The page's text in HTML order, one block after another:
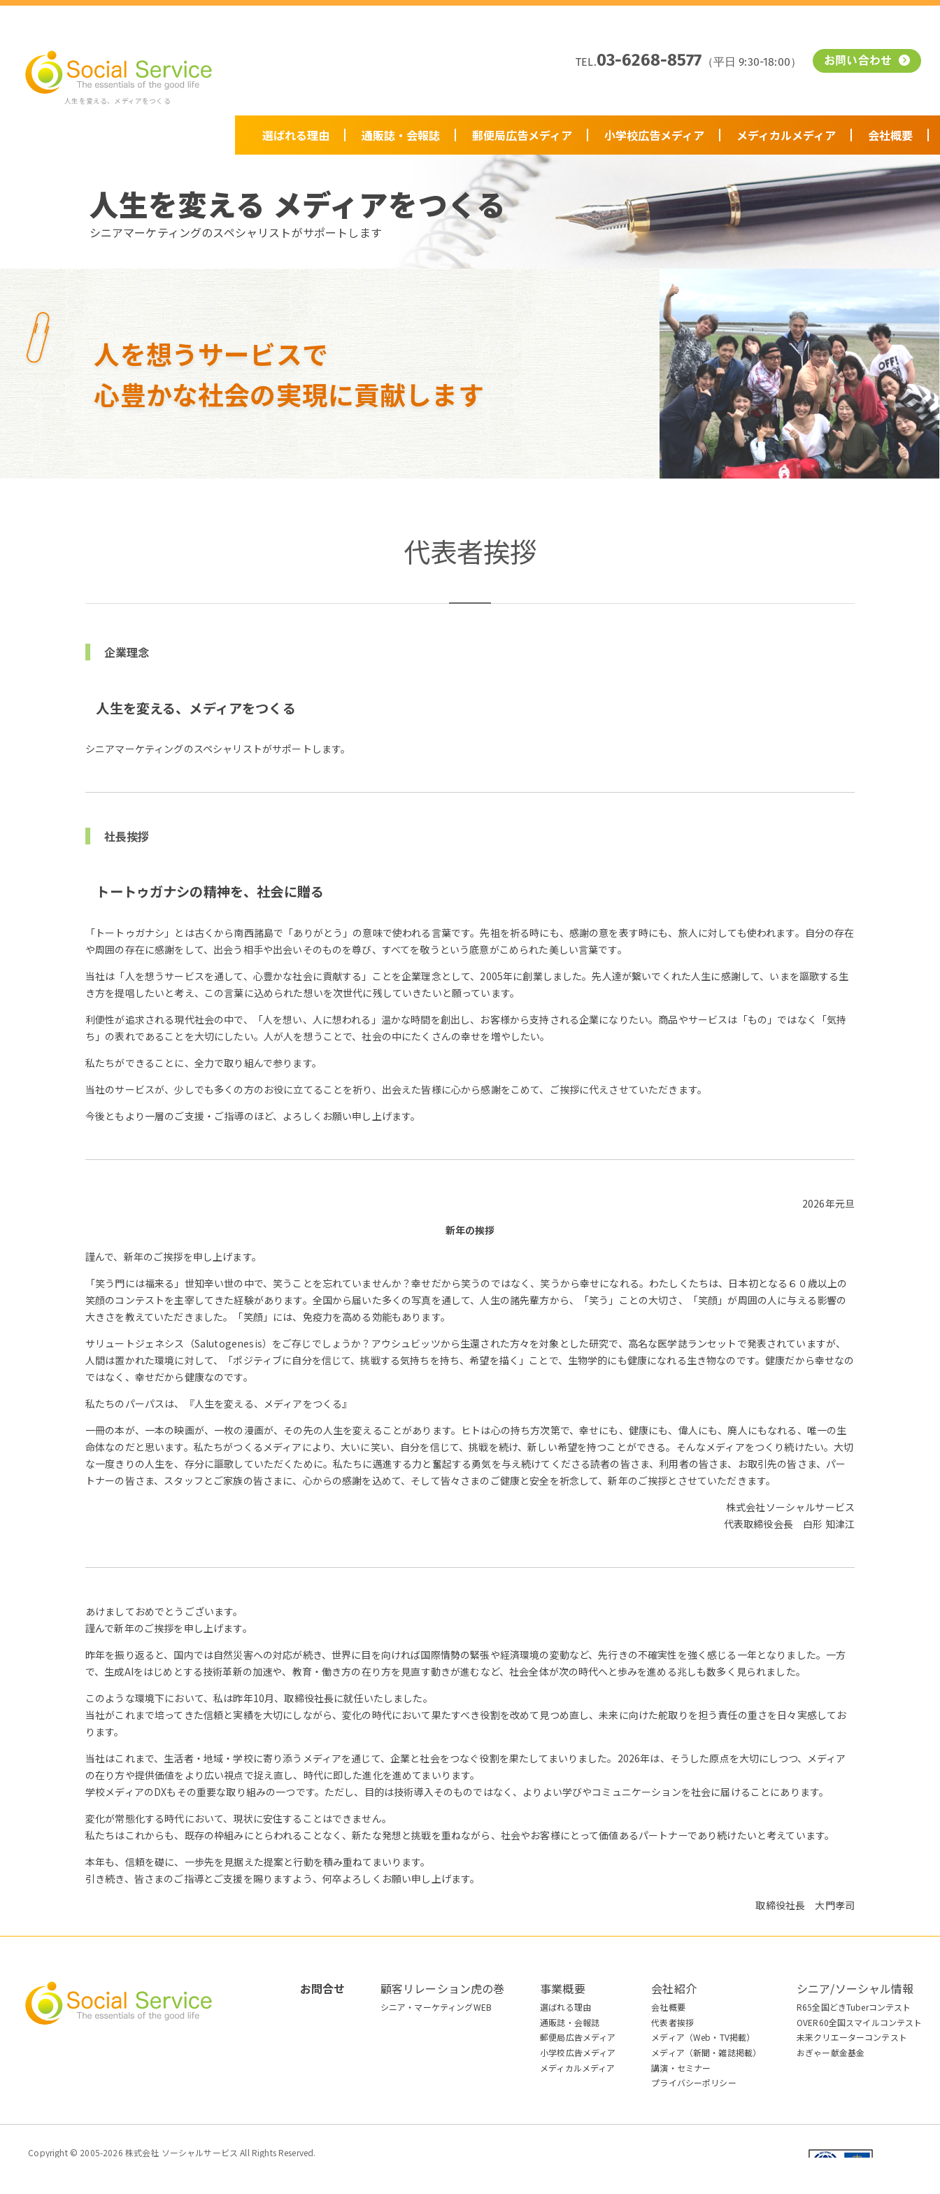
人生を変える、メディアをつくる
TEL.03-6268-8577 （平日 9:30-18:00） お問い合わせ
選ばれる理由 通販誌・会報誌 郵便局広告メディア 小学校広告メディア メディカルメディア 会社概要
人生を変える メディアをつくる
シニアマーケティングのスペシャリストがサポートします
人を想うサービスで
心豊かな社会の実現に貢献します
代表者挨拶
企業理念
人生を変える、メディアをつくる
シニアマーケティングのスペシャリストがサポートします。
社長挨拶
トートゥガナシの精神を、社会に贈る
「トートゥガナシ」とは古くから南西諸島で「ありがとう」の意味で使われる言葉です。先祖を祈る時にも、感謝の意を表す時にも、旅人に対しても使われます。自分の存在
や周囲の存在に感謝をして、出会う相手や出会いそのものを尊び、すべてを敬うという底意がこめられた美しい言葉です。
当社は「人を想うサービスを通して、心豊かな社会に貢献する」ことを企業理念として、2005年に創業しました。先人達が繋いでくれた人生に感謝して、いまを謳歌する生
き方を提唱したいと考え、この言葉に込められた想いを次世代に残していきたいと願っています。
利便性が追求される現代社会の中で、「人を想い、人に想われる」温かな時間を創出し、お客様から支持される企業になりたい。商品やサービスは「もの」ではなく「気持
ち」の表れであることを大切にしたい。人が人を想うことで、社会の中にたくさんの幸せを増やしたい。
私たちができることに、全力で取り組んで参ります。
当社のサービスが、少しでも多くの方のお役に立てることを祈り、出会えた皆様に心から感謝をこめて、ご挨拶に代えさせていただきます。
今後ともより一層のご支援・ご指導のほど、よろしくお願い申し上げます。
2026年元旦
新年の挨拶
謹んで、新年のご挨拶を申し上げます。
「笑う門には福来る」世知辛い世の中で、笑うことを忘れていませんか？幸せだから笑うのではなく、笑うから幸せになれる。わたしくたちは、日本初となる６０歳以上の
笑顔のコンテストを主宰してきた経験があります。全国から届いた多くの写真を通して、人生の諸先輩方から、「笑う」ことの大切さ、「笑顔」が周囲の人に与える影響の
大きさを教えていただきました。「笑顔」には、免疫力を高める効能もあります。
サリュートジェネシス（Salutogenesis）をご存じでしょうか？アウシュビッツから生還された方々を対象とした研究で、高名な医学誌ランセットで発表されていますが、
人間は置かれた環境に対して、「ポジティブに自分を信じて、挑戦する気持ちを持ち、希望を描く」ことで、生物学的にも健康になれる生き物なのです。健康だから幸せなの
ではなく、幸せだから健康なのです。
私たちのパーパスは、『人生を変える、メディアをつくる』
一冊の本が、一本の映画が、一枚の漫画が、その先の人生を変えることがあります。ヒトは心の持ち方次第で、幸せにも、健康にも、偉人にも、廃人にもなれる、唯一の生
命体なのだと思います。私たちがつくるメディアにより、大いに笑い、自分を信じて、挑戦を続け、新しい希望を持つことができる。そんなメディアをつくり続けたい。大切
な一度きりの人生を、存分に謳歌していただくために。私たちに邁進する力と奮起する勇気を与え続けてくださる読者の皆さま、利用者の皆さま、お取引先の皆さま、パー
トナーの皆さま、スタッフとご家族の皆さまに、心からの感謝を込めて、そして皆々さまのご健康と安全を祈念して、新年のご挨拶とさせていただきます。
株式会社ソーシャルサービス
代表取締役会長 白形 知津江
あけましておめでとうございます。
謹んで新年のご挨拶を申し上げます。
昨年を振り返ると、国内では自然災害への対応が続き、世界に目を向ければ国際情勢の緊張や経済環境の変動など、先行きの不確実性を強く感じる一年となりました。一方
で、生成AIをはじめとする技術革新の加速や、教育・働き方の在り方を見直す動きが進むなど、社会全体が次の時代へと歩みを進める兆しも数多く見られました。
このような環境下において、私は昨年10月、取締役社長に就任いたしました。
当社がこれまで培ってきた信頼と実績を大切にしながら、変化の時代において果たすべき役割を改めて見つめ直し、未来に向けた舵取りを担う責任の重さを日々実感してお
ります。
当社はこれまで、生活者・地域・学校に寄り添うメディアを通じて、企業と社会をつなぐ役割を果たしてまいりました。2026年は、そうした原点を大切にしつつ、メディア
の在り方や提供価値をより広い視点で捉え直し、時代に即した進化を進めてまいります。
学校メディアのDXもその重要な取り組みの一つです。ただし、目的は技術導入そのものではなく、よりよい学びやコミュニケーションを社会に届けることにあります。
変化が常態化する時代において、現状に安住することはできません。
私たちはこれからも、既存の枠組みにとらわれることなく、新たな発想と挑戦を重ねながら、社会やお客様にとって価値あるパートナーであり続けたいと考えています。
本年も、信頼を礎に、一歩先を見据えた提案と行動を積み重ねてまいります。
引き続き、皆さまのご指導とご支援を賜りますよう、何卒よろしくお願い申し上げます。
取締役社長 大門孝司
お問合せ 顧客リレーション虎の巻
シニア・マーケティングWEB
事業概要
選ばれる理由
通販誌・会報誌
郵便局広告メディア
小学校広告メディア
メディカルメディア
会社紹介
会社概要
代表者挨拶
メディア（Web・TV掲載）
メディア（新聞・雑誌掲載）
講演・セミナー
プライバシーポリシー
シニア/ソーシャル情報
R65全国どきTuberコンテスト
OVER60全国スマイルコンテスト
未来クリエーターコンテスト
おぎゃー献金基金
Copyright © 2005-2026 株式会社 ソーシャルサービス All Rights Reserved.